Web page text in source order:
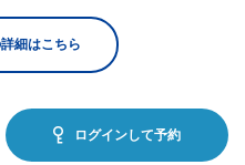
細はこちら
ログインして予約